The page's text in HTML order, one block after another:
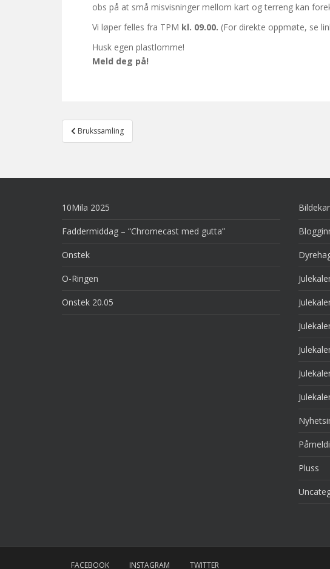
obs på at små misvisninger mellom kart og terreng kan
Vi løper felles fra TPM kl. 09.00. (For direkte oppmøte, se
Husk egen plastlomme!
Meld deg på!
Post
navigation
Brukssamling
10Mila 2025
Faddermiddag – “Chromecast med gutta”
Onstek
O-Ringen
Onstek 20.05
Pluss
FACEBOOK INSTAGRAM TWITTER